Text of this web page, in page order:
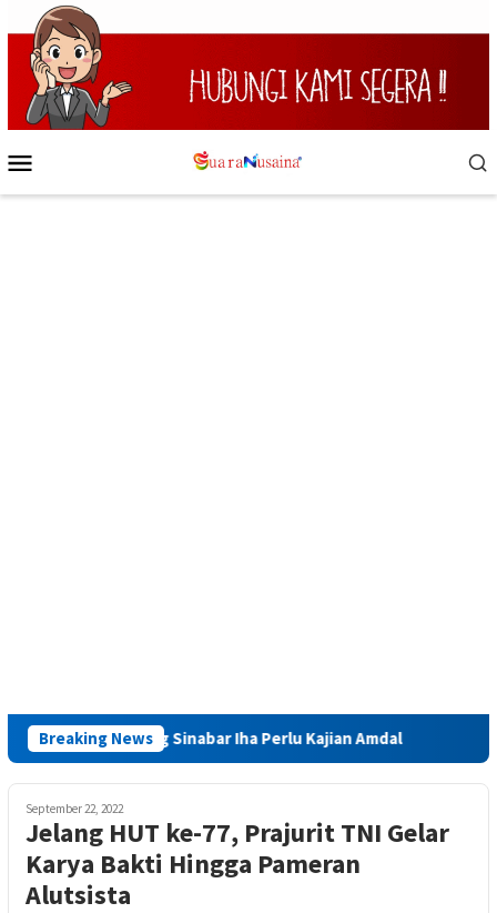
Loncat
ke
konten
Mobile
Breaking News
Tambang Sinabar Iha Perlu Kajian Amdal
September 22, 2022
Jelang HUT ke-77, Prajurit TNI Gelar
Karya Bakti Hingga Pameran
Alutsista